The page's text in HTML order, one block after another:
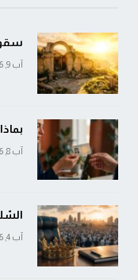
آب 9, 2026
آب 8, 2026
آب 4, 2026